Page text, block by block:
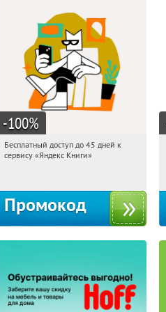
-100%
00:03:50
Получи первым!
Бесплатный доступ до 45 дней к
сервису «Яндекс Книги»
Промокод